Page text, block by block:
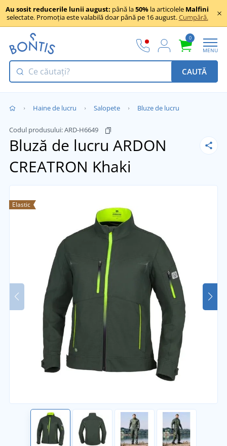
Au sosit reducerile lunii august: până la50% la articolele Malfini
selectate. Promoția este valabilă doar până pe 16 august.Cumpără.
0
MENU
CAUTĂ
Haine de lucru Salopete Bluze de lucru
Codul produsului:ARD-H6649
Bluză de lucru ARDON
CREATRON Khaki
Elastic